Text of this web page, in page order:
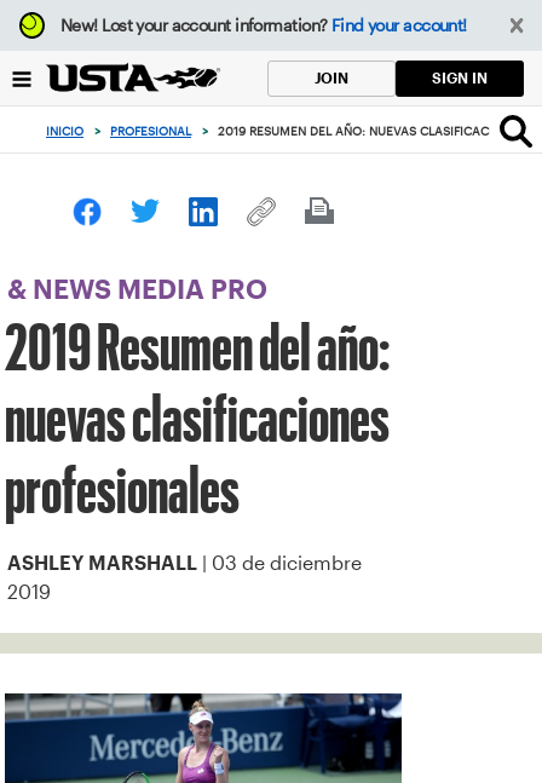
Enfoque
desde
botón
volver
principio
New!Lost your account information? Find your account!
JOIN SIGN IN
INICIO > PROFESIONAL > 2019 RESUMEN DEL AÑO: NUEVAS CLASIFICACIONES
& NEWS MEDIA PRO
2019 Resumen del año:
nuevas clasificaciones
profesionales
ASHLEY MARSHALL
| 03 de diciembre
2019